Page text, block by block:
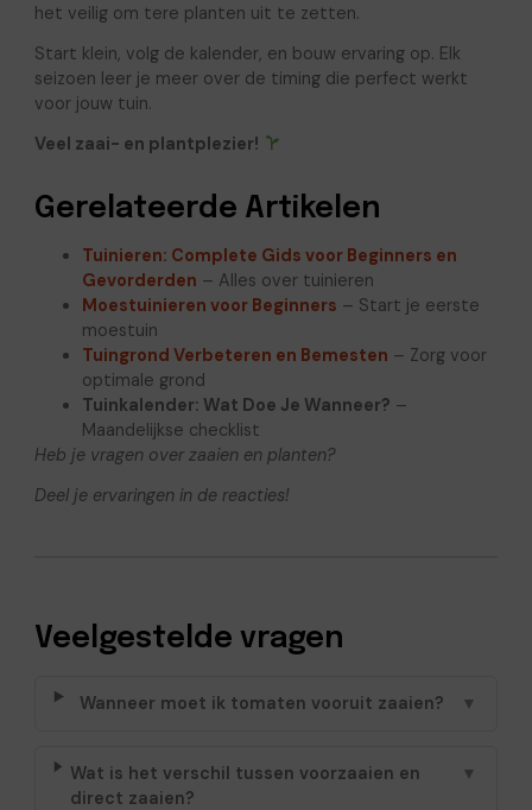
het veilig om tere planten uit te zetten.
Start klein, volg de kalender, en bouw ervaring op. Elk
seizoen leer je meer over de timing die perfect werkt
voor jouw tuin.
Veel zaai- en plantplezier!
Gerelateerde Artikelen
Tuinieren: Complete Gids voor Beginners en
Gevorderden – Alles over tuinieren
Moestuinieren voor Beginners – Start je eerste
moestuin
Tuingrond Verbeteren en Bemesten – Zorg voor
optimale grond
Tuinkalender: Wat Doe Je Wanneer? –
Maandelijkse checklist
Heb je vragen over zaaien en planten?
Deel je ervaringen in de reacties!
Veelgestelde vragen
Wanneer moet ik tomaten vooruit zaaien? ▼
Wat is het verschil tussen voorzaaien en
direct zaaien?
▼